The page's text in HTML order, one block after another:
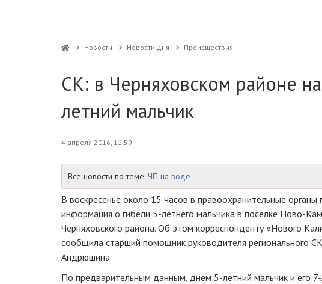
Новости Новости дня Проиcшествия
СК: в Черняховском районе
летний мальчик
4 апреля 2016, 11:59
Все новости по теме: ЧП на воде
В воскресенье около 15 часов в правоохранительные органы
информация о гибели 5-летнего мальчика в посёлке Ново-
Черняховского района. Об этом корреспонденту «Нового
сообщила старший помощник руководителя регионального
Андрюшина.
По предварительным данным, днём 5-летний мальчик и его